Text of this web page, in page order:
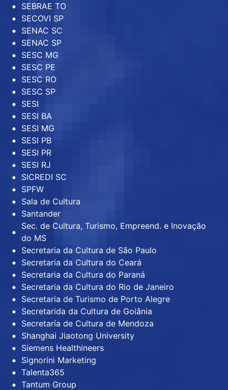
SEBRAE TO
SECOVI SP
SENAC SC
SENAC SP
SESC MG
SESC PE
SESC RO
SESC SP
SESI
SESI BA
SESI MG
SESI PB
SESI PR
SESI RJ
SICREDI SC
SPFW
Sala de Cultura
Santander
Sec. de Cultura, Turismo, Empreend. e Inovação
do MS
Secretaria da Cultura de São Paulo
Secretaria da Cultura do Ceará
Secretaria da Cultura do Paraná
Secretaria da Cultura do Rio de Janeiro
Secretaria de Turismo de Porto Alegre
Secretarida da Cultura de Goiânia
Secretaría de Cultura de Mendoza
Shanghai Jiaotong University
Siemens Healthineers
Signorini Marketing
Talenta365
Tantum Group